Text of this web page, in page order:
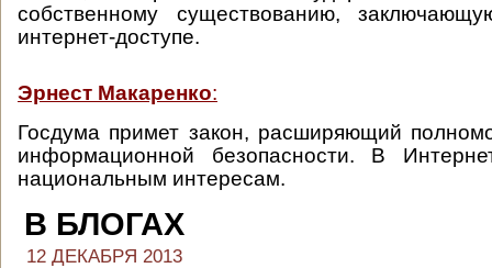
собственному существованию,
интернет-доступе.
Эрнест Макаренко:
Госдума примет закон, расширяющий
информационной безопасности. В
национальным интересам.
В БЛОГАХ
12 ДЕКАБРЯ 2013